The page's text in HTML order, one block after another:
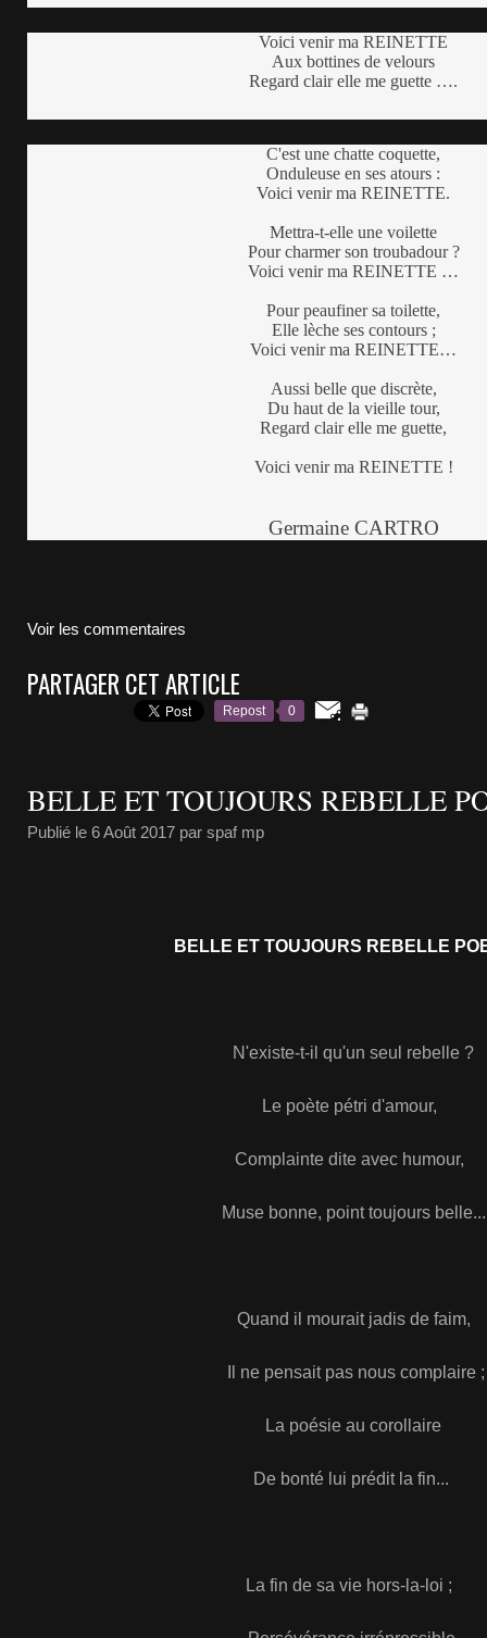
Voici venir ma REINETTE
Aux bottines de velours
Regard clair elle me guette ….
C'est une chatte coquette,
Onduleuse en ses atours :
Voici venir ma REINETTE.
Mettra-t-elle une voilette
Pour charmer son troubadour ?
Voici venir ma REINETTE …
Pour peaufiner sa toilette,
Elle lèche ses contours ;
Voici venir ma REINETTE…
Aussi belle que discrète,
Du haut de la vieille tour,
Regard clair elle me guette,
Voici venir ma REINETTE !
Germaine CARTRO
Voir les commentaires
PARTAGER CET ARTICLE
Repost 0
BELLE ET TOUJOURS REBELLE
Publié le 6 Août 2017 par spaf mp
BELLE ET TOUJOURS REBELLE
N'existe-t-il qu'un seul rebelle ?
Le poète pétri d'amour,
Complainte dite avec humour,
Muse bonne, point toujours belle...
Quand il mourait jadis de faim,
Il ne pensait pas nous complaire ;
La poésie au corollaire
De bonté lui prédit la fin...
La fin de sa vie hors-la-loi ;